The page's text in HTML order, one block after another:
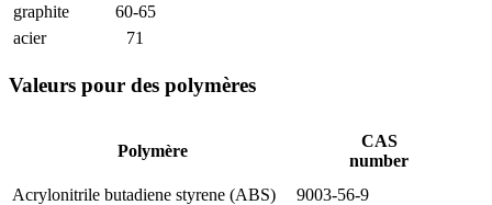
graphite
60-65
acier
71
Valeurs pour des polymères
Polymère
CAS
number
Acrylonitrile butadiene styrene (ABS)
9003-56-9